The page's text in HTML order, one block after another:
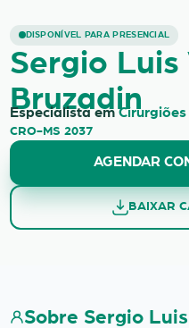
DISPONÍVEL PARA PRESENCIAL
Sergio Luis
Sergio Luis
Bruzadin
Especialista em
CRO-MS 2037
AGENDAR
BAIXAR
Sobre Sergio